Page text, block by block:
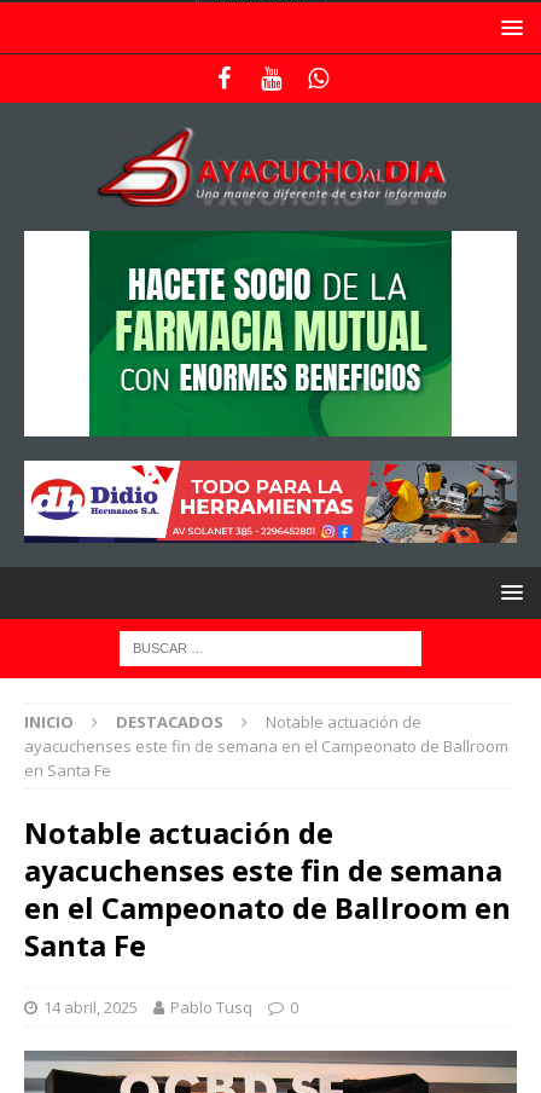
INICIO DESTACADOS
Notable actuación de
ayacuchenses este fin de semana en el Campeonato de Ballroom
en Santa Fe
Notable actuación de
ayacuchenses este fin de semana
en el Campeonato de Ballroom en
Santa Fe
14 abril, 2025 Pablo Tusq 0